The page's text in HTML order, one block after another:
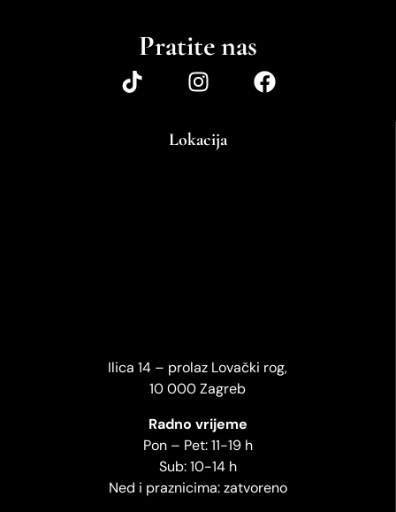
Pratite nas
Lokacija
Ilica 14 – prolaz Lovački rog,
10 000 Zagreb
Radno vrijeme
Pon – Pet: 11-19 h
Sub: 10-14 h
Ned i praznicima: zatvoreno